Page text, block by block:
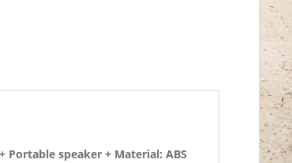
speaker + Material: ABS